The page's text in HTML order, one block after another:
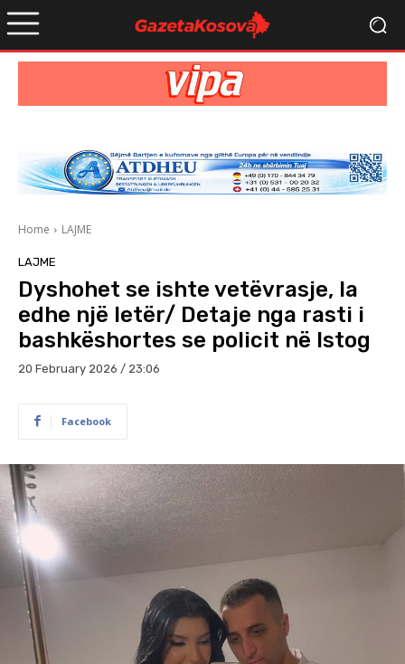
Home LAJME
LAJME
Dyshohet se ishte vetëvrasje, la
edhe një letër/ Detaje nga rasti i
bashkëshortes se policit në Istog
20 February 2026 / 23:06
Facebook